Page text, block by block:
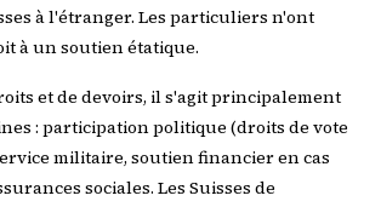
à l'étranger. Les particuliers n'ont
à un soutien étatique.
et de devoirs, il s'agit principalement
: participation politique (droits de vote
militaire, soutien financier en cas
sociales. Les Suisses de